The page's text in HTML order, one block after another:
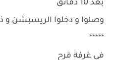
بعد 10 دقائق
وصلوا و دخلوا الريسبشن و
*****
في غرفة فرح